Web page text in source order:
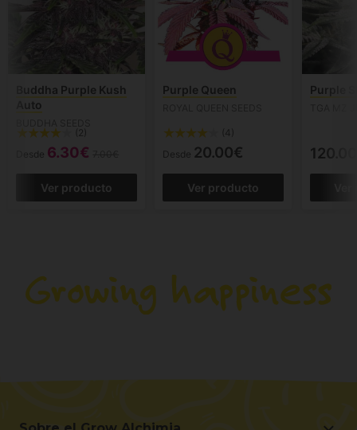
Buddha Purple Kush
Auto
(2)
Desde 6.30€
Ver producto
Purple Queen
(4)
Desde 20.00€
Ver producto
Purple